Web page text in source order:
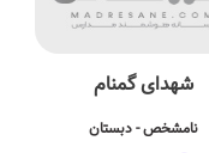
شهدای گمنام
نامشخص - دبستان